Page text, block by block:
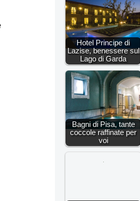
Hotel Principe di
Lazise, benessere sul
Lago di Garda
Bagni di Pisa, tante
coccole raffinate per
voi